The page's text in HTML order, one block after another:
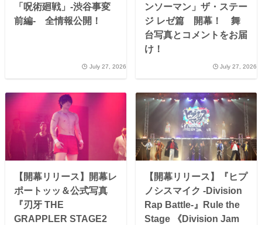
「呪術廻戦」-渋谷事変
前編- 全情報公開！
July 27, 2026
ンソーマン」ザ・ステー
ジ レゼ篇 開幕！ 舞
台写真とコメントをお届
け！
July 27, 2026
【開幕リリース】開幕レ
ポートッッ＆公式写真
『刃牙 THE
GRAPPLER STAGE2
【開幕リリース】『ヒプ
ノシスマイク -Division
Rap Battle-』Rule the
Stage 《Division Jam